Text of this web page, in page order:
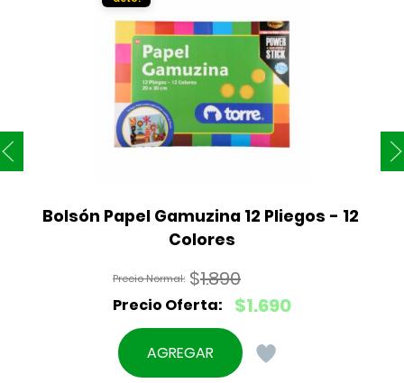
Bolsón Papel Gamuzina 12 Pliegos - 12
Colores
$1.890
El
precio
original
$1.690
El
precio
actual
AGREGAR